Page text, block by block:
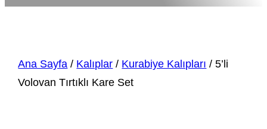
Ana Sayfa / Kalıplar / Kurabiye Kalıpları / 5’li
Volovan Tırtıklı Kare Set